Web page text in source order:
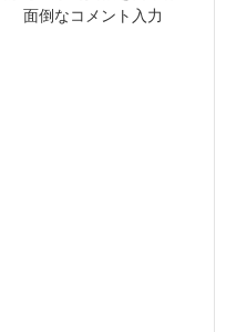
コメント入力